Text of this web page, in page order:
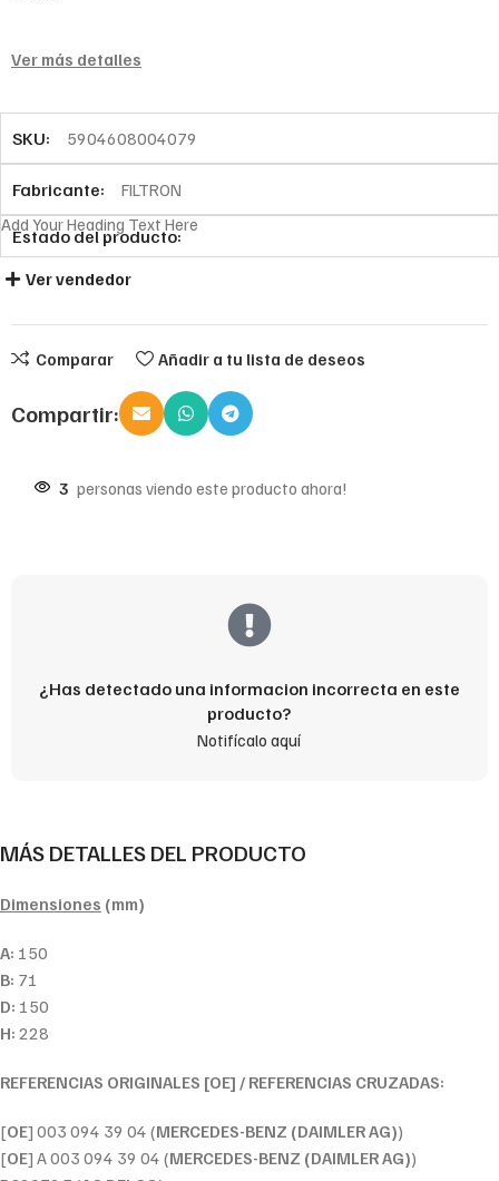
Ver más detalles
SKU: 5904608004079
Fabricante: FILTRON
Estado del producto:
Add Your Heading Text Here
Ver vendedor
Comparar Añadir a tu lista de deseos
Compartir:
3 personas viendo este producto ahora!
¿Has detectado una informacion incorrecta en este
producto?
Notifícalo aquí
MÁS DETALLES DEL PRODUCTO
Dimensiones (mm)
A: 150
B: 71
D: 150
H: 228
REFERENCIAS ORIGINALES [OE] / REFERENCIAS CRUZADAS:
[OE] 003 094 39 04 (MERCEDES-BENZ (DAIMLER AG))
[OE] A 003 094 39 04 (MERCEDES-BENZ (DAIMLER AG))